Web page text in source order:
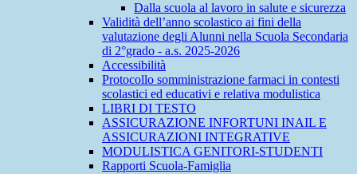
Dalla scuola al lavoro in salute e sicurezza
Validità dell’anno scolastico ai fini della
valutazione degli Alunni nella Scuola Secondaria
di 2°grado - a.s. 2025-2026
Accessibilità
Protocollo somministrazione farmaci in contesti
scolastici ed educativi e relativa modulistica
LIBRI DI TESTO
ASSICURAZIONE INFORTUNI INAIL E
ASSICURAZIONI INTEGRATIVE
MODULISTICA GENITORI-STUDENTI
Rapporti Scuola-Famiglia